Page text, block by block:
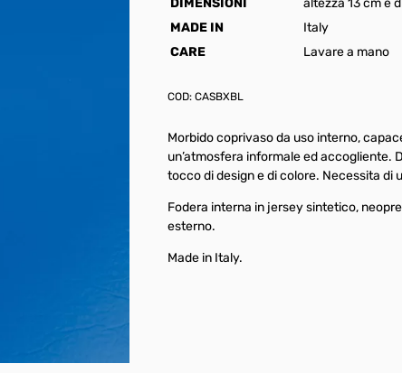
DIMENSIONI
altezza 13 cm e
MADE IN
Italy
CARE
Lavare a mano
COD: CASBXBL
Morbido coprivaso da uso interno,
un’atmosfera informale ed accogliente.‎
tocco di design e di colore. Necessita di
Fodera interna in jersey sintetico,
esterno.
Made in Italy.